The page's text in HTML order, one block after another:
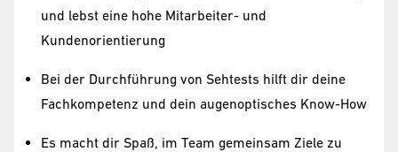
und lebst eine hohe Mitarbeiter- und
Kundenorientierung
Bei der Durchführung von Sehtests hilft dir deine
Fachkompetenz und dein augenoptisches Know-How
Es macht dir Spaß, im Team gemeinsam Ziele zu